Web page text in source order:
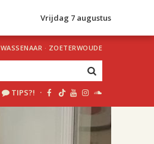
Vrijdag 7 augustus
WASSENAAR · ZOETERWOUDE
TIPS?! ·
uur 1 van 2
Volgend uur